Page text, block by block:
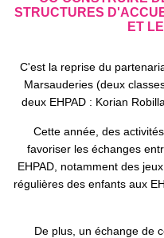
STRUCTURES
ET
C'est la reprise du
Marsauderies (deux
deux EHPAD : Korian
Cette année, des
favoriser les échanges
EHPAD, notamment des
régulières des enfants aux
De plus, un échange de